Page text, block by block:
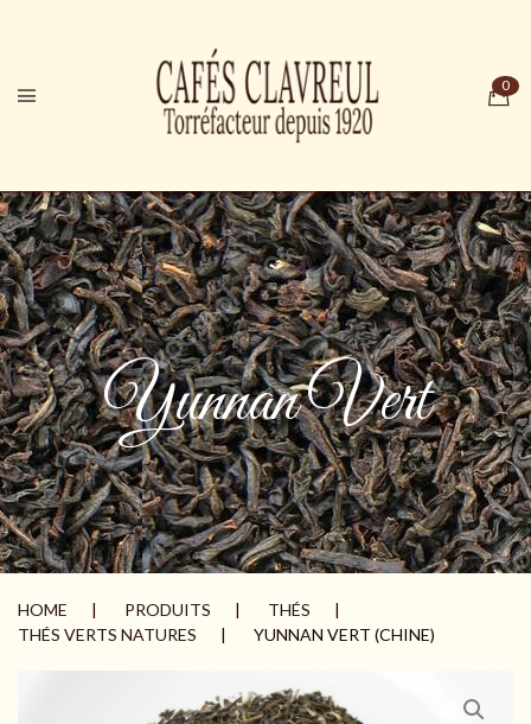
Yunnan Vert
HOME PRODUITS
THÉS
THÉS VERTS NATURES
YUNNAN VERT (CHINE)